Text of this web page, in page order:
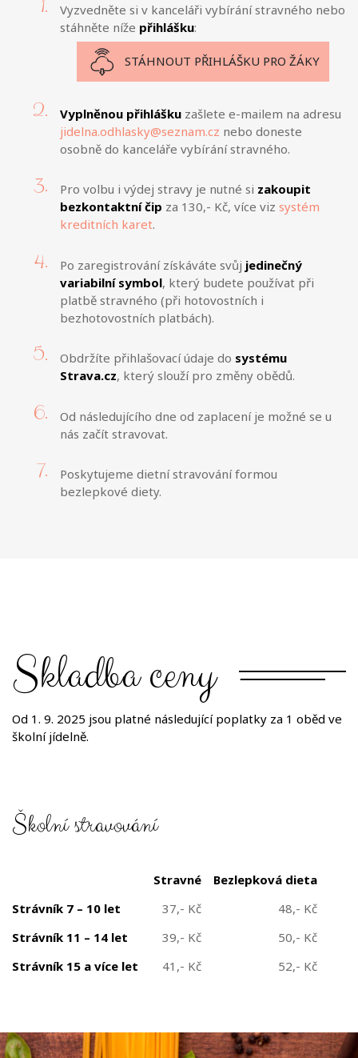
Vyzvedněte si v kanceláři vybírání stravného nebo
stáhněte níže přihlášku:
STÁHNOUT PŘIHLÁŠKU PRO ŽÁKY
Vyplněnou přihlášku zašlete e-mailem na adresu
jidelna.odhlasky@seznam.cz nebo doneste
osobně do kanceláře vybírání stravného.
Pro volbu i výdej stravy je nutné si zakoupit
bezkontaktní čip za 130,- Kč, více viz systém
kreditních karet.
Po zaregistrování získáváte svůj jedinečný
variabilní symbol, který budete používat při
platbě stravného (při hotovostních i
bezhotovostních platbách).
Obdržíte přihlašovací údaje do systému
Strava.cz, který slouží pro změny obědů.
Od následujícího dne od zaplacení je možné se u
nás začít stravovat.
Poskytujeme dietní stravování formou
bezlepkové diety.
Skladba ceny
Od 1. 9. 2025 jsou platné následující poplatky za 1 oběd ve
školní jídelně.
Školní stravování
Stravné
Bezlepková dieta
Strávník 7 – 10 let 37,- Kč
48,- Kč
Strávník 11 – 14 let 39,- Kč
50,- Kč
Strávník 15 a více let 41,- Kč 52,- Kč